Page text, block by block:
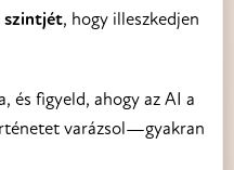
szintjét, hogy illeszkedjen
és figyeld, ahogy az AI a
varázsol—gyakran